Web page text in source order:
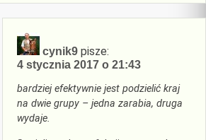
cynik9 pisze:
4 stycznia 2017 o 21:43
bardziej efektywnie jest podzielić kraj
na dwie grupy – jedna zarabia, druga
wydaje.